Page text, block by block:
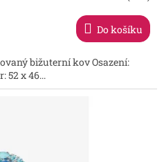
Do košíku
bižuterní kov Osazení:
52 x 46...